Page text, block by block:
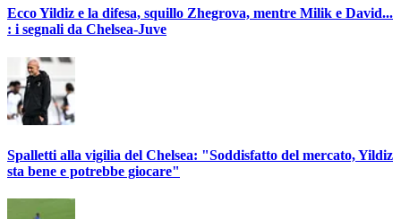
Ecco Yildiz e la difesa, squillo Zhegrova, mentre Milik e David...
: i segnali da Chelsea-Juve
Spalletti alla vigilia del Chelsea: "Soddisfatto del mercato, Yildiz
sta bene e potrebbe giocare"